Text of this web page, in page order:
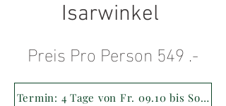
Isarwinkel
Preis Pro Person 549 .-
Termin: 4 Tage von Fr. 09.10 bis Sonntag